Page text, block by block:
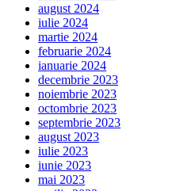
august 2024
iulie 2024
martie 2024
februarie 2024
ianuarie 2024
decembrie 2023
noiembrie 2023
octombrie 2023
septembrie 2023
august 2023
iulie 2023
iunie 2023
mai 2023